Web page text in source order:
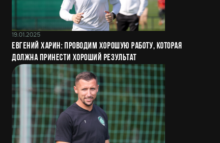
19.01.2025
Евгений Харин: Проводим хорошую работу, которая
должна принести хороший результат